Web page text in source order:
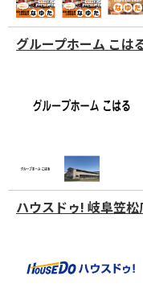
グループホーム こは
ハウスドゥ! 岐阜笠松